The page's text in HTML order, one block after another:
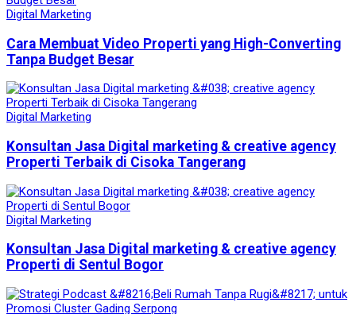
Digital Marketing
Cara Membuat Video Properti yang High-Converting
Tanpa Budget Besar
Digital Marketing
Konsultan Jasa Digital marketing & creative agency
Properti Terbaik di Cisoka Tangerang
Digital Marketing
Konsultan Jasa Digital marketing & creative agency
Properti di Sentul Bogor